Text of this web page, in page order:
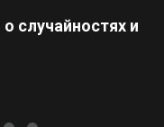
случайностях и